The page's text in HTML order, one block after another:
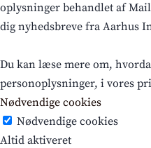
oplysninger behandlet af
dig nyhedsbreve fra Aarhus
Du kan læse mere om,
personoplysninger, i vores
Nødvendige cookies
Nødvendige cookies
Altid aktiveret